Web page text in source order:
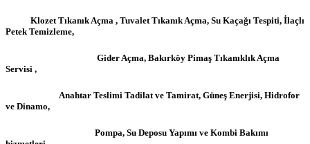
Klozet Tıkanık Açma , Tuvalet Tıkanık Açma, Su Kaçağı Tespiti, İlaçlı
Petek Temizleme,
Gider Açma, Bakırköy Pimaş Tıkanıklık Açma
Servisi ,
Anahtar Teslimi Tadilat ve Tamirat, Güneş Enerjisi, Hidrofor
ve Dinamo,
Pompa, Su Deposu Yapımı ve Kombi Bakımı